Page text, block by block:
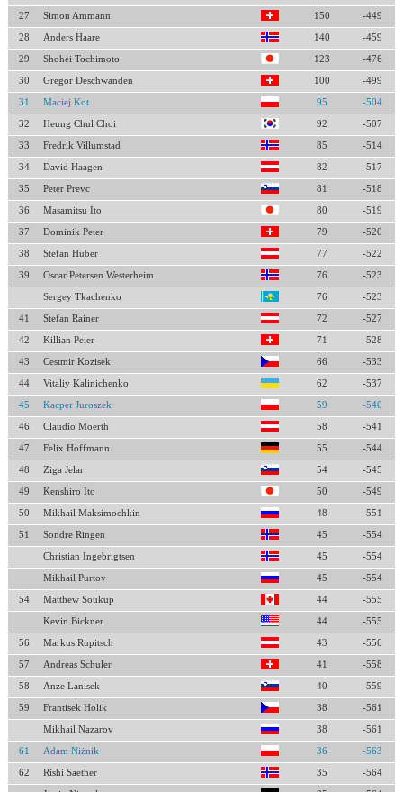
27 Simon Ammann 150 -449
28 Anders Haare 140 -459
29 Shohei Tochimoto 123 -476
30 Gregor Deschwanden 100 -499
31 Maciej Kot 95 -504
32 Heung Chul Choi 92 -507
33 Fredrik Villumstad 85 -514
34 David Haagen 82 -517
35 Peter Prevc 81 -518
36 Masamitsu Ito 80 -519
37 Dominik Peter 79 -520
38 Stefan Huber 77 -522
39 Oscar Petersen Westerheim 76 -523
Sergey Tkachenko 76 -523
41 Stefan Rainer 72 -527
42 Killian Peier 71 -528
43 Cestmir Kozisek 66 -533
44 Vitaliy Kalinichenko 62 -537
45 Kacper Juroszek 59 -540
46 Claudio Moerth 58 -541
47 Felix Hoffmann 55 -544
48 Ziga Jelar 54 -545
49 Kenshiro Ito 50 -549
50 Mikhail Maksimochkin 48 -551
51 Sondre Ringen 45 -554
Christian Ingebrigtsen 45 -554
Mikhail Purtov 45 -554
54 Matthew Soukup 44 -555
Kevin Bickner 44 -555
56 Markus Rupitsch 43 -556
57 Andreas Schuler 41 -558
58 Anze Lanisek 40 -559
59 Frantisek Holik 38 -561
Mikhail Nazarov 38 -561
61 Adam Niżnik 36 -563
62 Rishi Saether 35 -564